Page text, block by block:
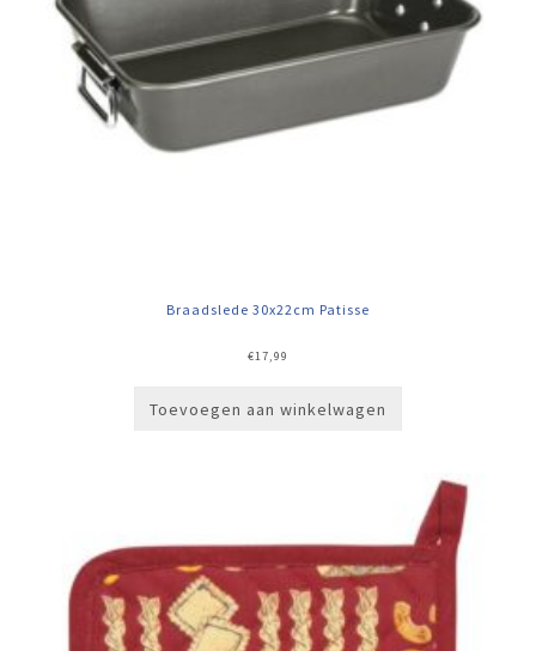
Braadslede 30x22cm Patisse
€17,99
Toevoegen aan winkelwagen